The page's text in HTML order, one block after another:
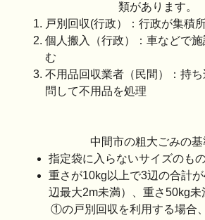
類があります。
戸別回収(行政）：行政が集積
個人搬入（行政）：車などで
む
不用品回収業者（民間）：持
問して不用品を処理
中間市の粗大ごみの基
指定袋に入らないサイズのも
重さが10kg以上で3辺の合計
辺最大2m未満）、重さ50kg未
①の戸別回収を利用する場合